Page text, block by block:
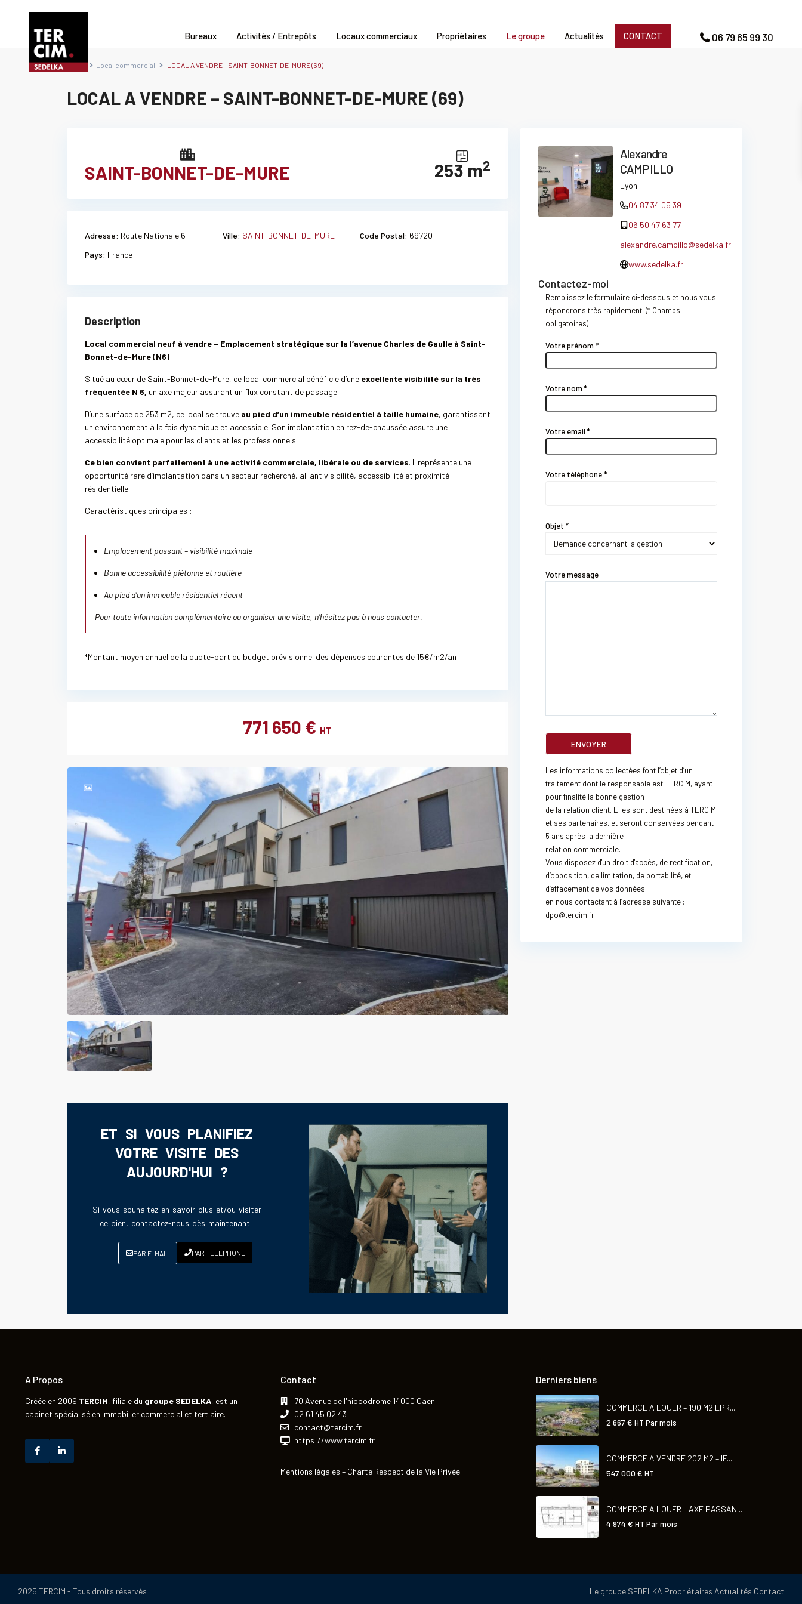
Bureaux Activités / Entrepôts Locaux commerciaux Propriétaires Le groupe Actualités CONTACT 06 79 65 99 30
Accueil Local commercial LOCAL A VENDRE – SAINT-BONNET-DE-MURE (69)
LOCAL A VENDRE – SAINT-BONNET-DE-MURE (69)
SAINT-BONNET-DE-MURE 253 m2
Adresse: Route Nationale 6 Ville: SAINT-BONNET-DE-MURE Code Postal: 69720
Pays: France
Description
Local commercial neuf à vendre – Emplacement stratégique sur la l’avenue Charles de Gaulle à Saint-
Bonnet-de-Mure (N6)
Situé au cœur de Saint-Bonnet-de-Mure, ce local commercial bénéficie d’une excellente visibilité sur la très
fréquentée N 6, un axe majeur assurant un flux constant de passage.
D’une surface de 253 m2, ce local se trouveau pied d’un immeuble résidentiel à taille humaine, garantissant
un environnement à la fois dynamique et accessible. Son implantation en rez-de-chaussée assure une
accessibilité optimale pour les clients et les professionnels.
Ce bien convient parfaitement à une activité commerciale, libérale ou de services. Il représente une
opportunité rare d’implantation dans un secteur recherché, alliant visibilité, accessibilité et proximité
résidentielle.
Caractéristiques principales :
Emplacement passant – visibilité maximale
Bonne accessibilité piétonne et routière
Au pied d’un immeuble résidentiel récent
Pour toute information complémentaire ou organiser une visite, n’hésitez pas à nous contacter.
*Montant moyen annuel de la quote-part du budget prévisionnel des dépenses courantes de 15€/m2/an
771 650 € HT
ET SI VOUS PLANIFIEZ
VOTRE VISITE DES
AUJOURD'HUI ?
Si vous souhaitez en savoir plus et/ou visiter
ce bien, contactez-nous dès maintenant !
PAR E-MAIL PAR TELEPHONE
Alexandre
CAMPILLO
Lyon
04 87 34 05 39
06 50 47 63 77
alexandre.campillo@sedelka.fr
www.sedelka.fr
Contactez-moi
Remplissez le formulaire ci-dessous et nous vous
répondrons très rapidement. (* Champs
obligatoires)
Votre prénom *
Votre nom *
Votre email *
Votre téléphone *
Objet *
Votre message
Les informations collectées font l’objet d’un
traitement dont le responsable est TERCIM, ayant
pour finalité la bonne gestion
de la relation client. Elles sont destinées à TERCIM
et ses partenaires, et seront conservées pendant
5 ans après la dernière
relation commerciale.
Vous disposez d'un droit d'accès, de rectification,
d’opposition, de limitation, de portabilité, et
d’effacement de vos données
en nous contactant à l’adresse suivante :
dpo@tercim.fr
A Propos
Créée en 2009 TERCIM, filiale du groupe SEDELKA, est un
cabinet spécialisé en immobilier commercial et tertiaire.
Contact
70 Avenue de l'hippodrome 14000 Caen
02 61 45 02 43
contact@tercim.fr
https://www.tercim.fr
Mentions légales – Charte Respect de la Vie Privée
Derniers biens
COMMERCE A LOUER – 190 M2 EPR...
2 667 € HT Par mois
COMMERCE A VENDRE 202 M2 – IF...
547 000 € HT
COMMERCE A LOUER – AXE PASSAN...
4 974 € HT Par mois
2025 TERCIM - Tous droits réservés Le groupe SEDELKA Propriétaires Actualités Contact